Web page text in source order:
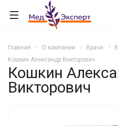
Главная О компании Врачи
Кошкин Александр Викторович
Кошкин
Викторович